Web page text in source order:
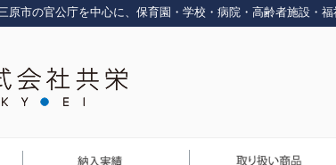
原市の官公庁を中心に、保育園・学校・病院・高齢者施設・